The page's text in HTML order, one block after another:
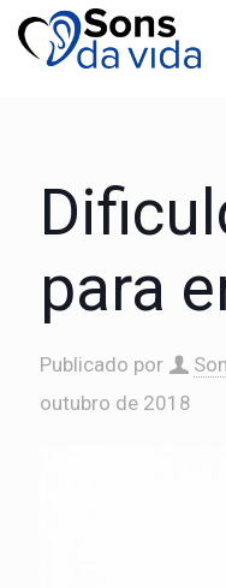
para
Publicado por
outubro de 2018